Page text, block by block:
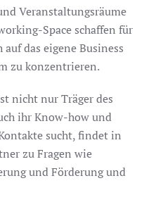
Veranstaltungsräume
Space schaffen für
das eigene Business
zu konzentrieren.
nicht nur Träger des
ihr Know-how und
sucht, findet in
zu Fragen wie
und Förderung und